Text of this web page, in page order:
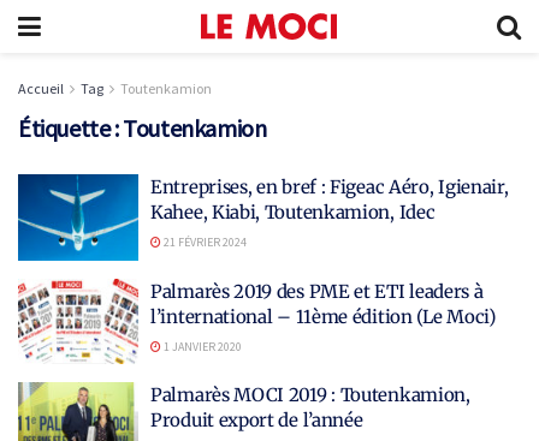
Accueil Tag Toutenkamion
Étiquette :Toutenkamion
Entreprises, en bref : Figeac Aéro, Igienair,
Kahee, Kiabi, Toutenkamion, Idec
21 FÉVRIER 2024
Palmarès 2019 des PME et ETI leaders à
l’international – 11ème édition (Le Moci)
1 JANVIER 2020
Palmarès MOCI 2019 : Toutenkamion,
Produit export de l’année